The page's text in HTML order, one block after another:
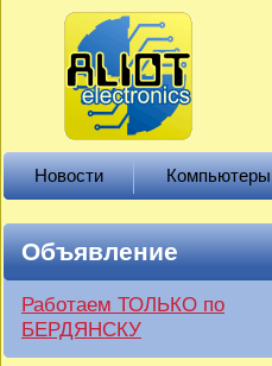
Новости Компьютеры
Объявление
Работаем ТОЛЬКО по
БЕРДЯНСКУ